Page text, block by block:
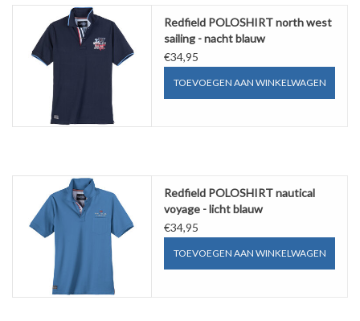
Redfield POLOSHIRT north west
sailing - nacht blauw
€34,95
TOEVOEGEN AAN WINKELWAGEN
Redfield POLOSHIRT nautical
voyage - licht blauw
€34,95
TOEVOEGEN AAN WINKELWAGEN